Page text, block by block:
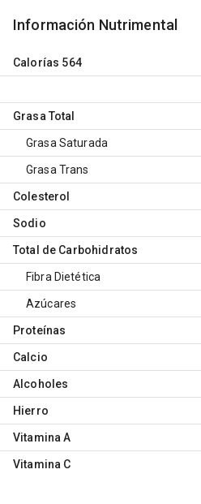
Información Nutrimental
Calorías 564
Grasa Total
Grasa Saturada
Grasa Trans
Colesterol
Sodio
Total de Carbohidratos
Fibra Dietética
Azúcares
Proteínas
Calcio
Alcoholes
Hierro
Vitamina A
Vitamina C